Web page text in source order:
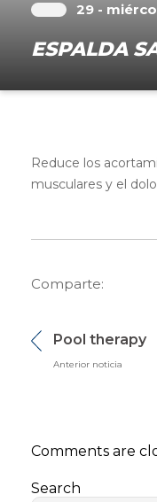
29 -
ESPALDA
Reduce los
musculares y el
Comparte:
Pool therapy
Anterior noticia
Comments are
Search